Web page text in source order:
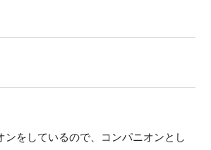
ンをしているので、コンパニオンとし